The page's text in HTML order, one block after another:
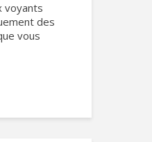
voyants
des
vous